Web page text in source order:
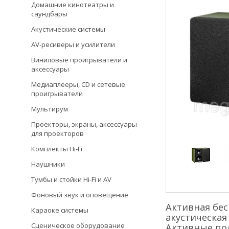
Активная
Домашние кинотеатры и
саундбары
Акустические системы
AV-ресиверы и усилители
Виниловые проигрыватели и
аксессуары
Медиаплееры, CD и сетевые
проигрыватели
Мультирум
Проекторы, экраны, аксессуары
для проекторов
Комплекты Hi-Fi
Наушники
Тумбы и стойки Hi-Fi и AV
Фоновый звук и оповещение
Караоке системы
Сценическое оборудование